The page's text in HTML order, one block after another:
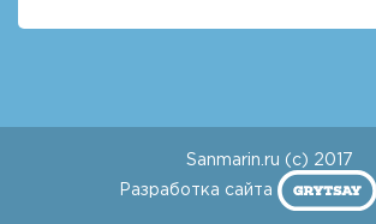
Sanmarin.ru (c) 2017
Разработка сайта